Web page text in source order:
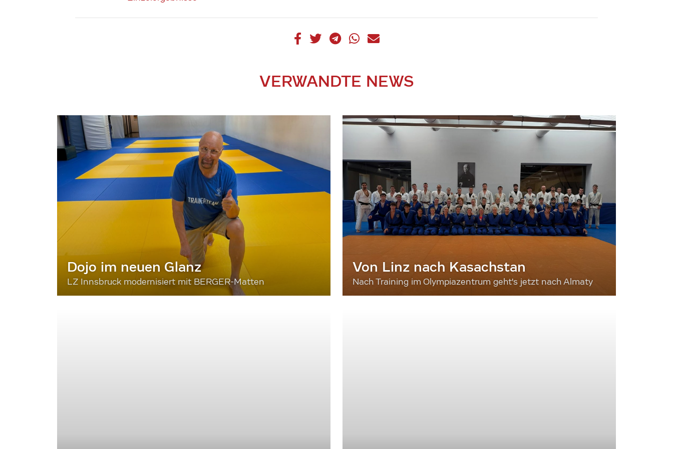
VERWANDTE NEWS
Dojo im neuen Glanz
LZ Innsbruck modernisiert mit BERGER-Matten
Von Linz nach Kasachstan
Nach Training im Olympiazentrum geht's jetzt nach Almaty